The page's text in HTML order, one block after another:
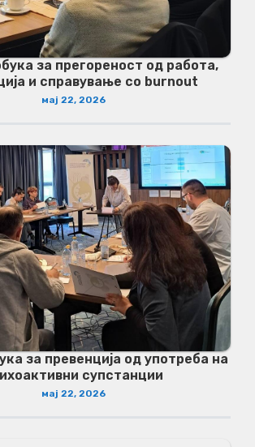
за прегореност од работа,
и справување со burnout
мај 22, 2026
за превенција од употреба на
супстанции
мај 22, 2026